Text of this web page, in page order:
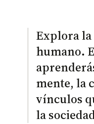
Explora
humano.
mente, la
vínculos
la